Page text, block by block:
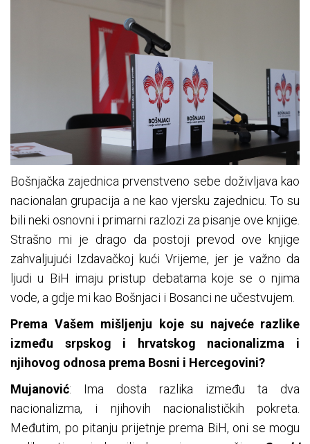
Bošnjačka zajednica prvenstveno sebe doživljava kao
nacionalan grupacija a ne kao vjersku zajednicu. To su
bili neki osnovni i primarni razlozi za pisanje ove knjige.
Strašno mi je drago da postoji prevod ove knjige
zahvaljujući Izdavačkoj kući Vrijeme, jer je važno da
ljudi u BiH imaju pristup debatama koje se o njima
vode, a gdje mi kao Bošnjaci i Bosanci ne učestvujem.
Prema Vašem mišljenju koje su najveće razlike
između srpskog i hrvatskog nacionalizma i
njihovog odnosa prema Bosni i Hercegovini?
Mujanović: Ima dosta razlika između ta dva
nacionalizma, i njihovih nacionalističkih pokreta.
Međutim, po pitanju prijetnje prema BiH, oni se mogu